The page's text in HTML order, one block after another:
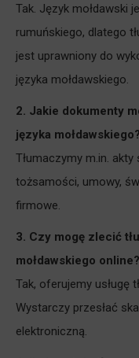
Tak. Język mołdawski
rumuńskiego, dlatego
jest uprawniony do
języka mołdawskiego.
2. Jakie dokumenty
języka mołdawskiego?
Tłumaczymy m.in.
tożsamości, umowy,
firmowe.
3. Czy mogę zlecić
mołdawskiego online?
Tak, oferujemy usługę
Wystarczy przesłać
elektroniczną.